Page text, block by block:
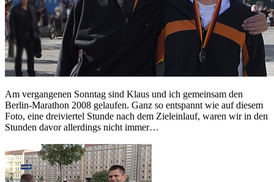
Am vergangenen Sonntag sind Klaus und ich gemeinsam den
Berlin-Marathon 2008 gelaufen. Ganz so entspannt wie auf diesem
Foto, eine dreiviertel Stunde nach dem Zieleinlauf, waren wir in den
Stunden davor allerdings nicht immer…